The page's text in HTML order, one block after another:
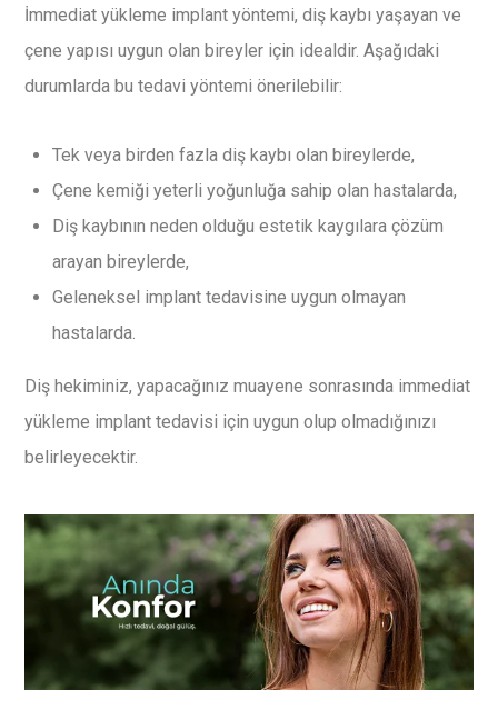
İmmediat yükleme implant yöntemi, diş kaybı yaşayan ve
çene yapısı uygun olan bireyler için idealdir. Aşağıdaki
durumlarda bu tedavi yöntemi önerilebilir:
Tek veya birden fazla diş kaybı olan bireylerde,
Çene kemiği yeterli yoğunluğa sahip olan hastalarda,
Diş kaybının neden olduğu estetik kaygılara çözüm
arayan bireylerde,
Geleneksel implant tedavisine uygun olmayan
hastalarda.
Diş hekiminiz, yapacağınız muayene sonrasında immediat
yükleme implant tedavisi için uygun olup olmadığınızı
belirleyecektir.